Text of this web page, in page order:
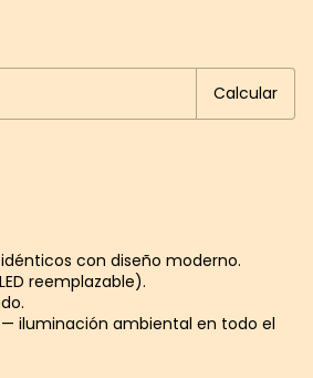
Calcular
con diseño moderno.
reemplazable).
— iluminación ambiental en todo el